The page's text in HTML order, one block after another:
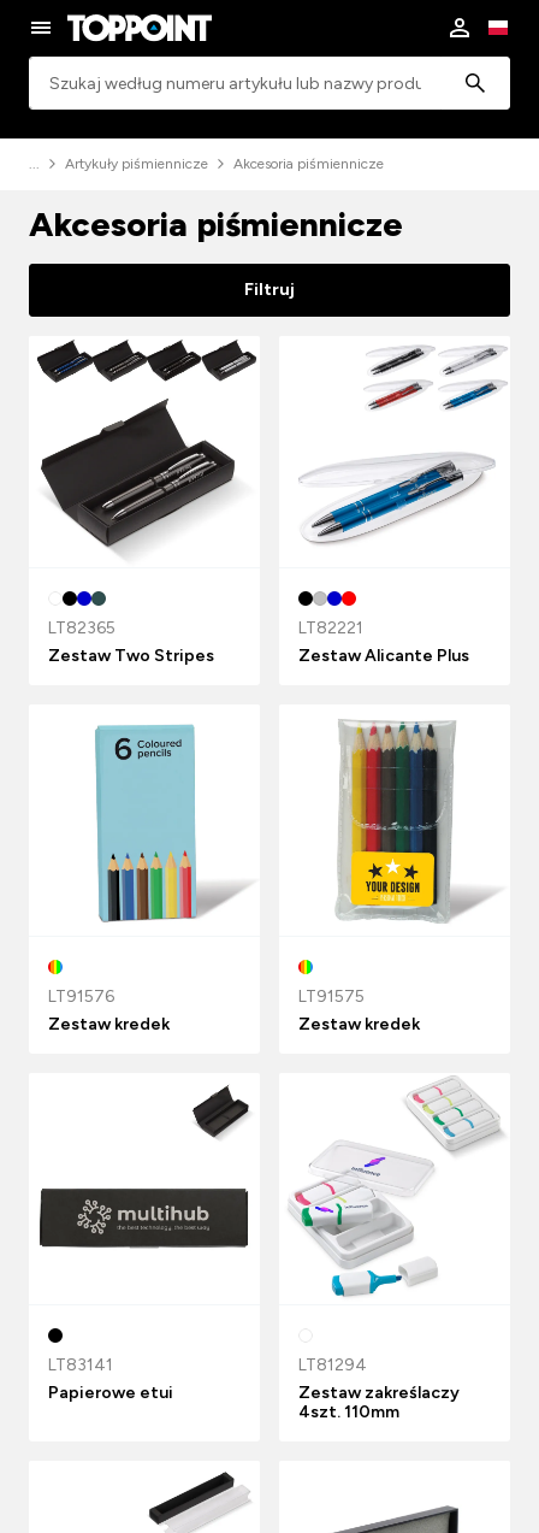
Artykuły piśmiennicze Akcesoria piśmiennicze
Akcesoria piśmiennicze
Filtruj
LT82365
Zestaw Two Stripes
LT82221
Zestaw Alicante Plus
LT91576
Zestaw kredek
LT91575
Zestaw kredek
LT83141
Papierowe etui
LT81294
Zestaw zakreślaczy
4szt. 110mm